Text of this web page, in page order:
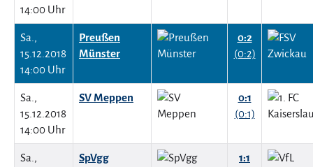
14:00 Uhr
Sa.,
15.12.2018
14:00 Uhr
Preußen
Münster
0:2
(0:2)
Sa.,
15.12.2018
14:00 Uhr
SV Meppen
0:1
(0:1)
Sa.,
SpVgg
1:1